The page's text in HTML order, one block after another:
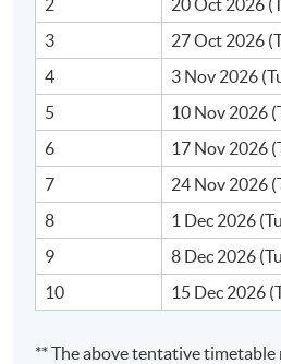
3
27 Oct 2026
4
3 Nov 2026
5
10 Nov 2026
6
17 Nov 2026
7
24 Nov 2026
8
1 Dec 2026
9
8 Dec 2026
10
15 Dec 2026
** The above tentative timetable